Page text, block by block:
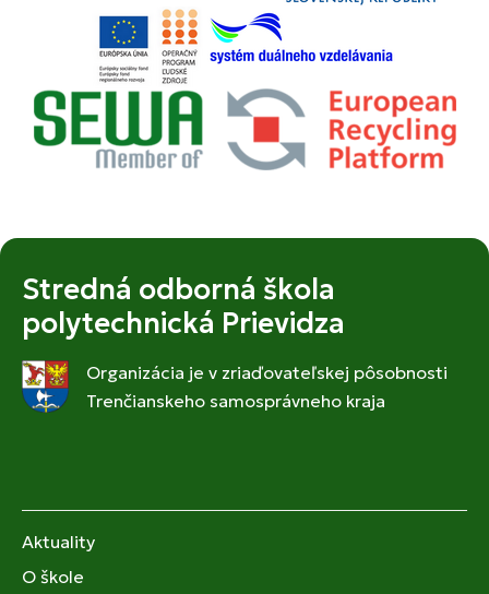
Stredná odborná škola
polytechnická Prievidza
Organizácia je v zriaďovateľskej pôsobnosti
Trenčianskeho samosprávneho kraja
Aktuality
O škole